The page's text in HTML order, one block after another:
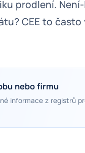
prodlení.
CEE to často
nebo firmu
informace z registrů